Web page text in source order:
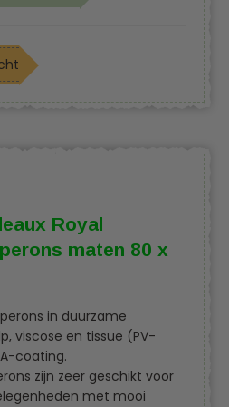
Royal
maten 80 x
in duurzame
viscose en tissue (PV-
coating.
zijn zeer geschikt voor
met mooi